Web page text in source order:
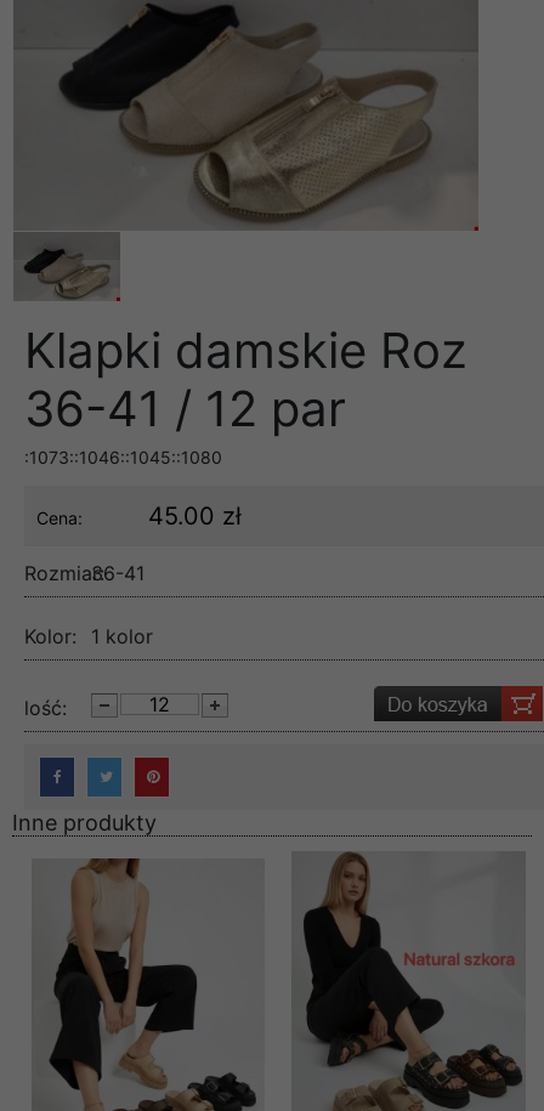
Klapki damskie Roz
36-41 / 12 par
:1073::1046::1045::1080
Cena: 45.00 zł
Rozmiar:36-41
Kolor: 1 kolor
lość:
Inne produkty